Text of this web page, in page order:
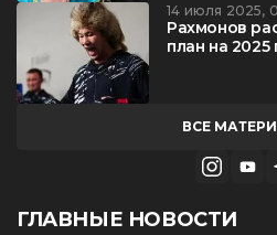
14 июля 2025,
Рахмонов
план на 2025
ВСЕ
ГЛАВНЫЕ НОВОСТИ